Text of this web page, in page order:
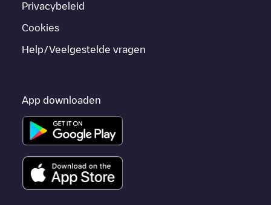
Privacybeleid
Cookies
Help/Veelgestelde vragen
App downloaden